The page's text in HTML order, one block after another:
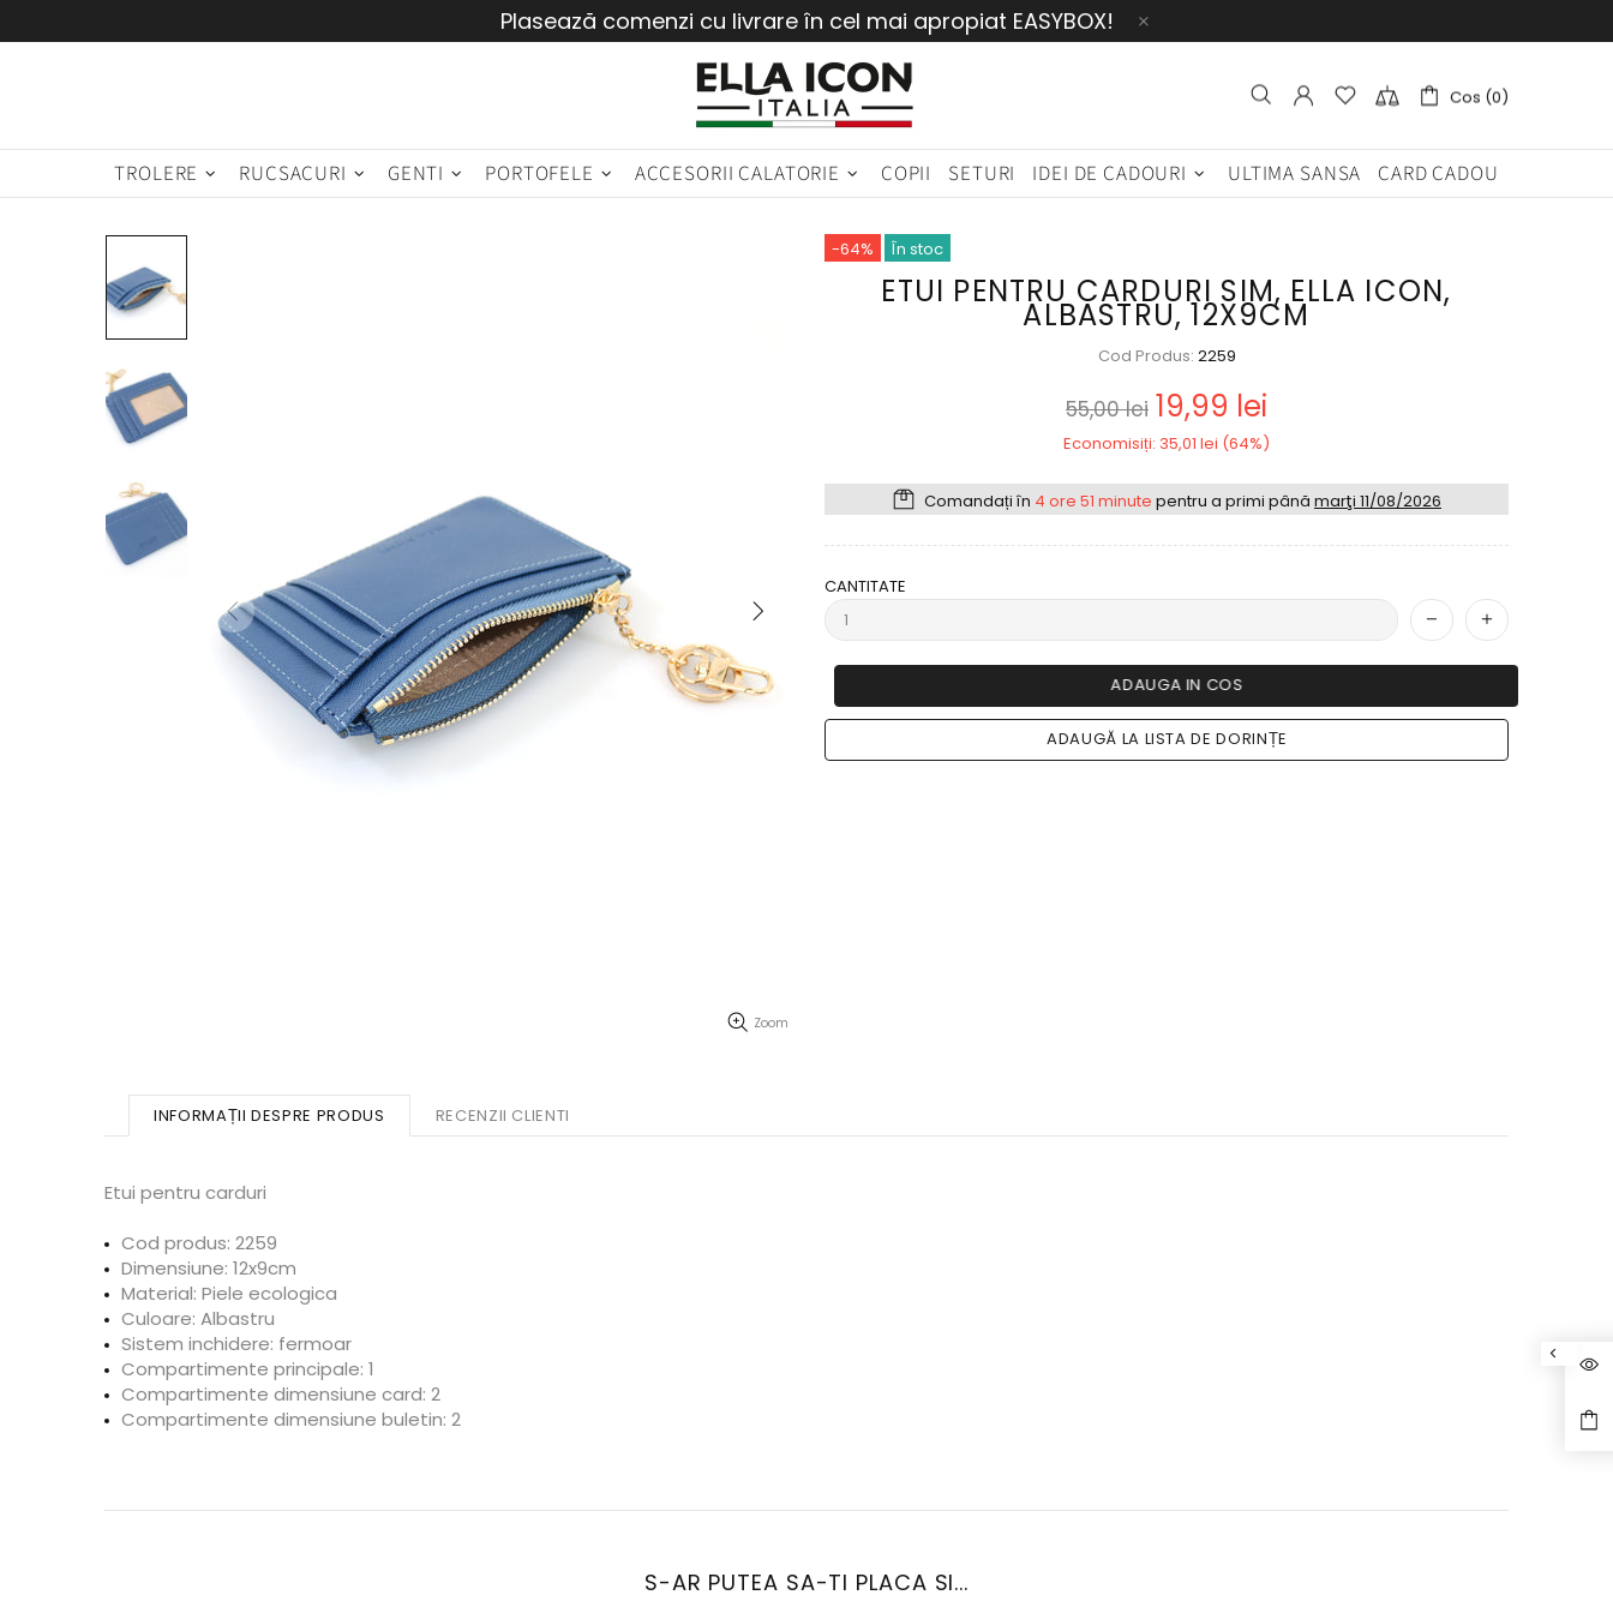
Plasează comenzi cu livrare în cel mai apropiat EASYBOX!
Cos (0)
TROLERE RUCSACURI GENTI PORTOFELE ACCESORII CALATORIE COPII SETURI IDEI DE CADOURI ULTIMA SANSA CARD CADOU
Zoom
-64% În stoc
ETUI PENTRU CARDURI SIM, ELLA ICON,
ALBASTRU, 12X9CM
Cod Produs: 2259
55,00 lei 19,99 lei
Economisiți: 35,01 lei (64%)
Comandați în 4 ore 51 minute pentru a primi până marţi 11/08/2026
CANTITATE
ADAUGA IN COS
ADAUGĂ LA LISTA DE DORINȚE
INFORMAȚII DESPRE PRODUS RECENZII CLIENTI
Etui pentru carduri
Cod produs: 2259
Dimensiune: 12x9cm
Material: Piele ecologica
Culoare: Albastru
Sistem inchidere: fermoar
Compartimente principale: 1
Compartimente dimensiune card: 2
Compartimente dimensiune buletin: 2
S-AR PUTEA SA-TI PLACA SI...